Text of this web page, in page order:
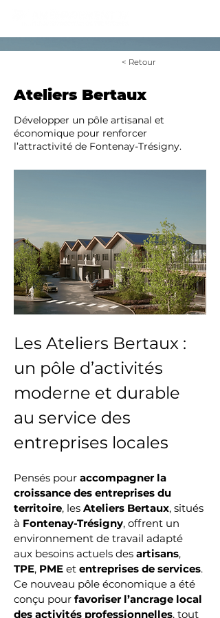
< Retour
Ateliers Bertaux
Développer un pôle artisanal et
économique pour renforcer
l’attractivité de Fontenay-Trésigny.
Les Ateliers Bertaux :
un pôle d’activités
moderne et durable
au service des
entreprises locales
Pensés pour accompagner la
croissance des entreprises du
territoire, les Ateliers Bertaux, situés
à Fontenay-Trésigny, offrent un
environnement de travail adapté
aux besoins actuels des artisans,
TPE, PME et entreprises de services.
Ce nouveau pôle économique a été
conçu pour favoriser l’ancrage local
des activités professionnelles, tout